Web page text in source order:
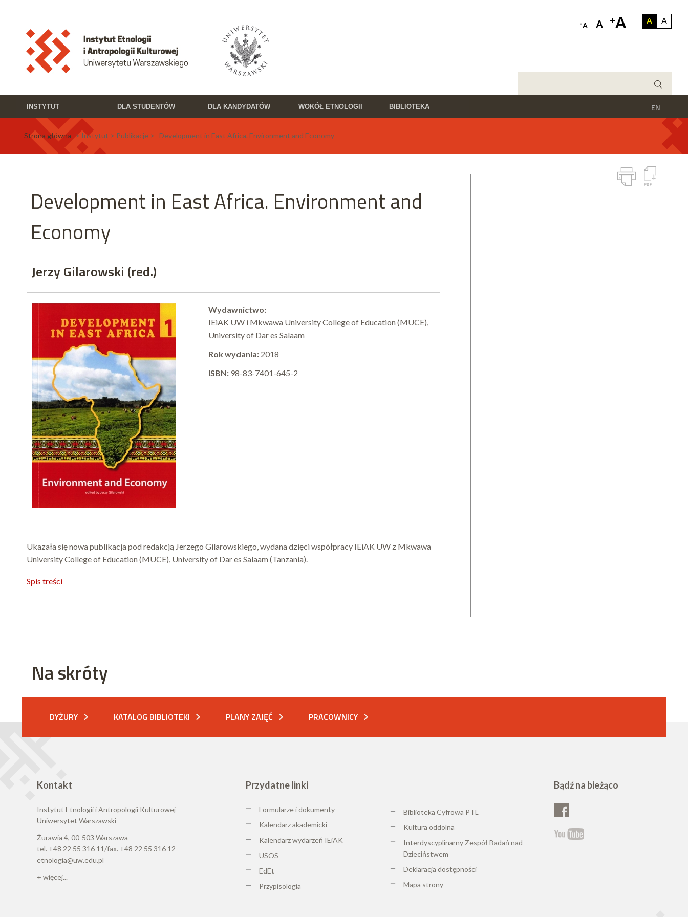
A
A
-A A +A
INSTYTUT DLA STUDENTÓW DLA KANDYDATÓW WOKÓŁ ETNOLOGII BIBLIOTEKA EN
Strona główna > Instytut > Publikacje > Development in East Africa. Environment and Economy
Development in East Africa. Environment and
Economy
Jerzy Gilarowski (red.)
Wydawnictwo:
IEiAK UW i Mkwawa University College of Education (MUCE),
University of Dar es Salaam
Rok wydania: 2018
ISBN: 98-83-7401-645-2
Ukazała się nowa publikacja pod redakcją Jerzego Gilarowskiego, wydana dzięci współpracy IEiAK UW z Mkwawa
University College of Education (MUCE), University of Dar es Salaam (Tanzania).
Spis treści
Na skróty
DYŻURY KATALOG BIBLIOTEKI PLANY ZAJĘĆ PRACOWNICY
Kontakt
Instytut Etnologii i Antropologii Kulturowej
Uniwersytet Warszawski
Żurawia 4, 00-503 Warszawa
tel. +48 22 55 316 11/fax. +48 22 55 316 12
etnologia@uw.edu.pl
+ więcej...
Przydatne linki
Formularze i dokumenty
Kalendarz akademicki
Kalendarz wydarzeń IEiAK
USOS
EdEt
Przypisologia
Biblioteka Cyfrowa PTL
Kultura oddolna
Interdyscyplinarny Zespół Badań nad
Dzieciństwem
Deklaracja dostępności
Mapa strony
Bądź na bieżąco